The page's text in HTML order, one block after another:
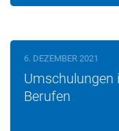
6. DEZEMBER 2021
Umschulungen
Berufen